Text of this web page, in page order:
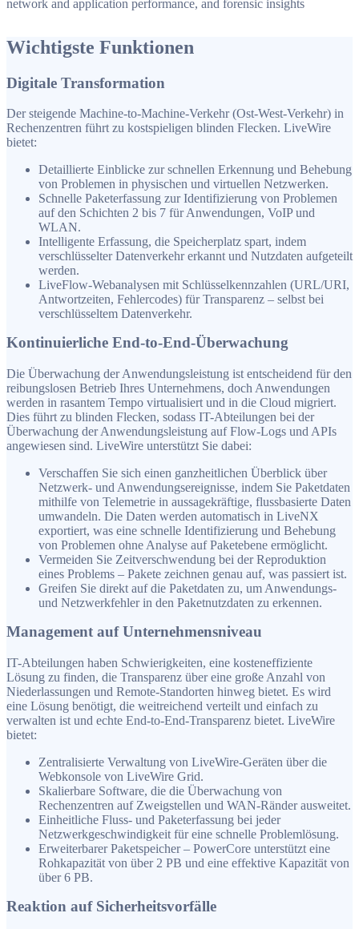
Wichtigste Funktionen
Digitale Transformation
Der steigende Machine-to-Machine-Verkehr (Ost-West-Verkehr) in
Rechenzentren führt zu kostspieligen blinden Flecken. LiveWire
bietet:
Detaillierte Einblicke zur schnellen Erkennung und Behebung
von Problemen in physischen und virtuellen Netzwerken.
Schnelle Paketerfassung zur Identifizierung von Problemen
auf den Schichten 2 bis 7 für Anwendungen, VoIP und
WLAN.
Intelligente Erfassung, die Speicherplatz spart, indem
verschlüsselter Datenverkehr erkannt und Nutzdaten aufgeteilt
werden.
LiveFlow-Webanalysen mit Schlüsselkennzahlen (URL/URI,
Antwortzeiten, Fehlercodes) für Transparenz – selbst bei
verschlüsseltem Datenverkehr.
Kontinuierliche End-to-End-Überwachung
Die Überwachung der Anwendungsleistung ist entscheidend für den
reibungslosen Betrieb Ihres Unternehmens, doch Anwendungen
werden in rasantem Tempo virtualisiert und in die Cloud migriert.
Dies führt zu blinden Flecken, sodass IT-Abteilungen bei der
Überwachung der Anwendungsleistung auf Flow-Logs und APIs
angewiesen sind. LiveWire unterstützt Sie dabei:
Verschaffen Sie sich einen ganzheitlichen Überblick über
Netzwerk- und Anwendungsereignisse, indem Sie Paketdaten
mithilfe von Telemetrie in aussagekräftige, flussbasierte Daten
umwandeln. Die Daten werden automatisch in LiveNX
exportiert, was eine schnelle Identifizierung und Behebung
von Problemen ohne Analyse auf Paketebene ermöglicht.
Vermeiden Sie Zeitverschwendung bei der Reproduktion
eines Problems – Pakete zeichnen genau auf, was passiert ist.
Greifen Sie direkt auf die Paketdaten zu, um Anwendungs-
und Netzwerkfehler in den Paketnutzdaten zu erkennen.
Management auf Unternehmensniveau
IT-Abteilungen haben Schwierigkeiten, eine kosteneffiziente
Lösung zu finden, die Transparenz über eine große Anzahl von
Niederlassungen und Remote-Standorten hinweg bietet. Es wird
eine Lösung benötigt, die weitreichend verteilt und einfach zu
verwalten ist und echte End-to-End-Transparenz bietet. LiveWire
bietet:
Zentralisierte Verwaltung von LiveWire-Geräten über die
Webkonsole von LiveWire Grid.
Skalierbare Software, die die Überwachung von
Rechenzentren auf Zweigstellen und WAN-Ränder ausweitet.
Einheitliche Fluss- und Paketerfassung bei jeder
Netzwerkgeschwindigkeit für eine schnelle Problemlösung.
Erweiterbarer Paketspeicher – PowerCore unterstützt eine
Rohkapazität von über 2 PB und eine effektive Kapazität von
über 6 PB.
Reaktion auf Sicherheitsvorfälle